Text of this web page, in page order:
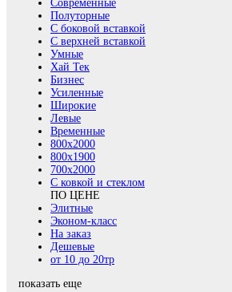
Современные
Полуторные
С боковой вставкой
С верхней вставкой
Умные
Хай Тек
Бизнес
Усиленные
Широкие
Левые
Временные
800х2000
800x1900
700x2000
С ковкой и стеклом
ПО ЦЕНЕ
Элитные
Эконом-класс
На заказ
Дешевые
от 10 до 20тр
показать еще